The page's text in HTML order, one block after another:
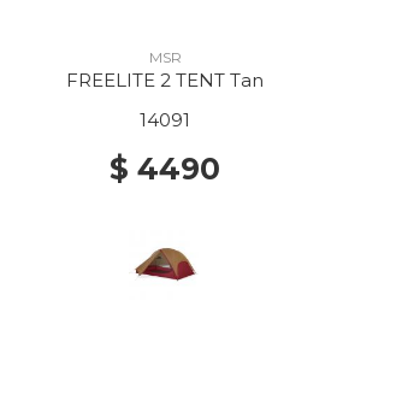
MSR
FREELITE 2 TENT Tan
14091
$ 4490